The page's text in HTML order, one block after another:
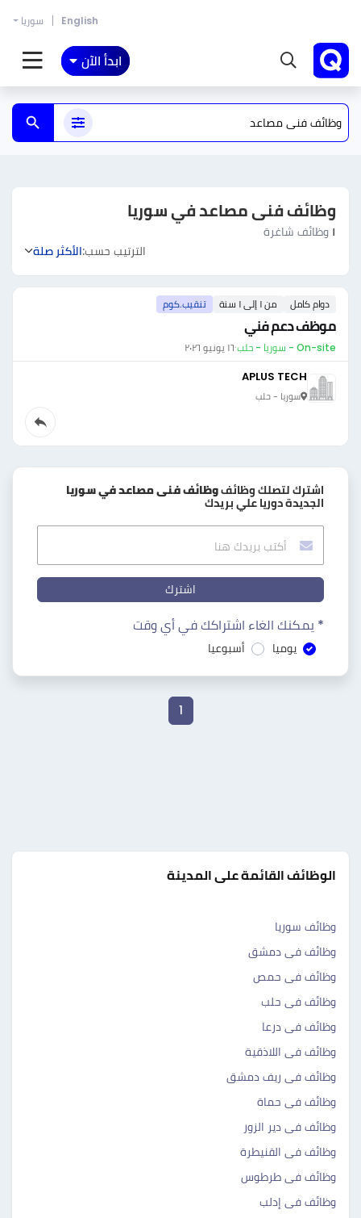
English سوريا
ابدأ الآن
وظائف فنى مصاعد في سوريا
١ وظائف شاغرة
الترتيب حسب:الأكثر صلة
دوام كامل من ١ إلى ١ سنة تنقيب.كوم
موظف دعم فني
On-site - سوريا - حلب ·١٦ يونيو ٢٠٢٦
APLUS TECH
سوريا - حلب
اشترك لتصلك وظائفوظائف فنى مصاعد في سوريا
الجديدة دوريا علي بريدك
اشترك
* يمكنك الغاء اشتراكك في أي وقت
يوميا أسبوعيا
1
الوظائف القائمة على المدينة
وظائف سوريا
وظائف فى دمشق
وظائف فى حمص
وظائف فى حلب
وظائف فى درعا
وظائف فى اللاذقية
وظائف فى ريف دمشق
وظائف فى حماة
وظائف فى دير الزور
وظائف فى القنيطرة
وظائف فى طرطوس
وظائف فى إدلب